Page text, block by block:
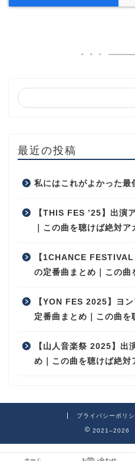
最近の投稿
私にはこれがよかった最
【THIS FES ’25】出演
｜この曲を聴けば絶対ア
【1CHANCE
の定番曲まとめ｜この曲
【YON FES 2025】ヨ
定番曲まとめ｜この曲を
【山人音楽祭 2025】出
め｜この曲を聴けば絶対
プライバシーポリシ
2021–2026